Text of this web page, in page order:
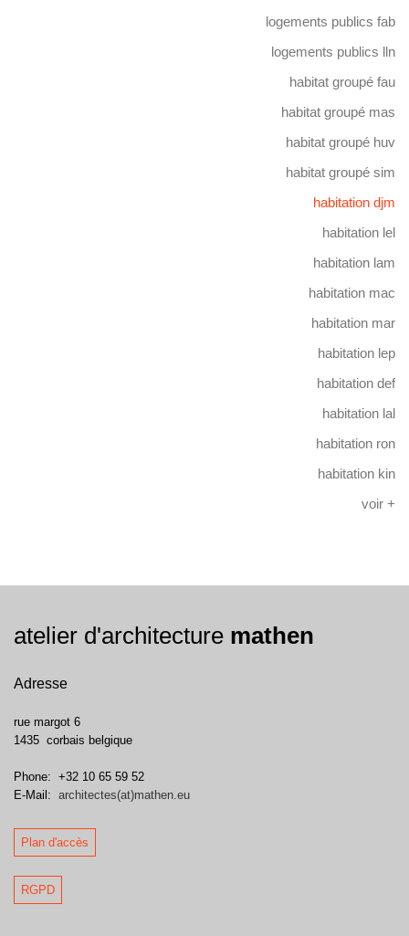
logements publics fab
logements publics lln
habitat groupé fau
habitat groupé mas
habitat groupé huv
habitat groupé sim
habitation djm
habitation lel
habitation lam
habitation mac
habitation mar
habitation lep
habitation def
habitation lal
habitation ron
habitation kin
voir +
atelier d'architecture mathen
Adresse
rue margot 6
1435 corbais belgique
Phone: +32 10 65 59 52
E-Mail: architectes(at)mathen.eu
Plan d'accès
RGPD